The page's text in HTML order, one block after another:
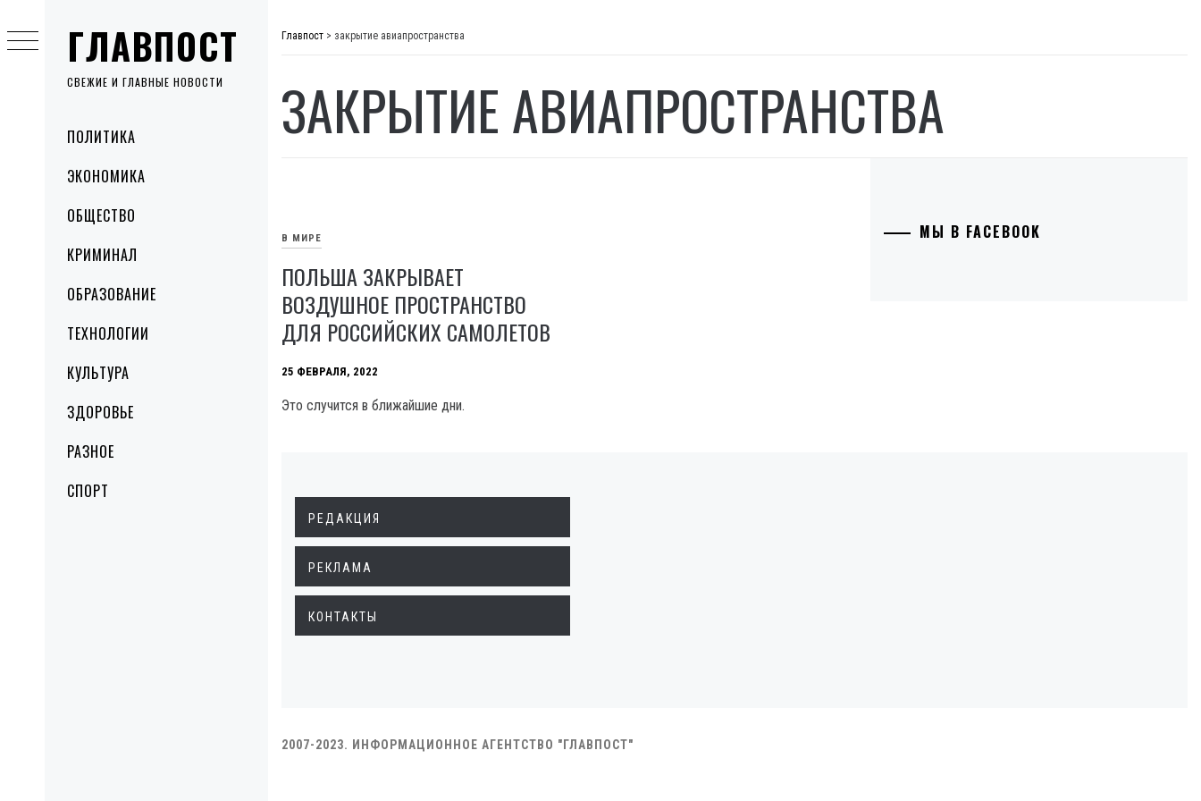
ГЛАВПОСТ
СВЕЖИЕ И ГЛАВНЫЕ НОВОСТИ
MenuПОЛИТИКА
ЭКОНОМИКА
ОБЩЕСТВО
КРИМИНАЛ
ОБРАЗОВАНИЕ
ТЕХНОЛОГИИ
КУЛЬТУРА
ЗДОРОВЬЕ
РАЗНОЕ
СПОРТ
to
content
Главпост > закрытие авиапространства
ЗАКРЫТИЕ АВИАПРОСТРАНСТВА
В МИРЕ
ПОЛЬША ЗАКРЫВАЕТ
ВОЗДУШНОЕ ПРОСТРАНСТВО
ДЛЯ РОССИЙСКИХ САМОЛЕТОВ
25 ФЕВРАЛЯ, 2022
Это случится в ближайшие дни.
МЫ В FACEBOOK
РЕДАКЦИЯ
РЕКЛАМА
КОНТАКТЫ
2007-2023. ИНФОРМАЦИОННОЕ АГЕНТСТВО "ГЛАВПОСТ"